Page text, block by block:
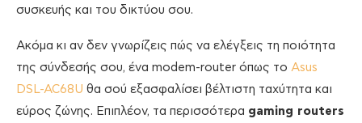
συσκευής και του δικτύου σου.
Ακόμα κι αν δεν γνωρίζεις πώς να ελέγξεις τη ποιότητα
της σύνδεσής σου, ένα modem-router όπως το Asus
DSL-AC68U θα σού εξασφαλίσει βέλτιστη ταχύτητα και
εύρος ζώνης. Επιπλέον, τα περισσότερα gaming routers